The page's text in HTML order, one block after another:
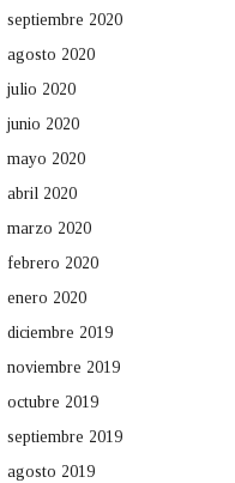
septiembre 2020
agosto 2020
julio 2020
junio 2020
mayo 2020
abril 2020
marzo 2020
febrero 2020
enero 2020
diciembre 2019
noviembre 2019
octubre 2019
septiembre 2019
agosto 2019